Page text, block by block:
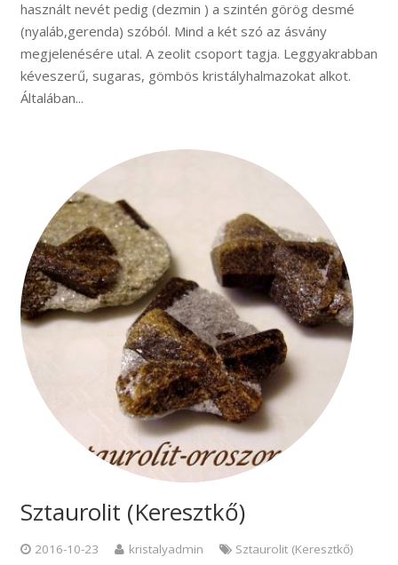
használt nevét pedig (dezmin ) a szintén görög desmé
(nyaláb,gerenda) szóból. Mind a két szó az ásvány
megjelenésére utal. A zeolit csoport tagja. Leggyakrabban
kéveszerű, sugaras, gömbös kristályhalmazokat alkot.
Általában...
Sztaurolit (Keresztkő)
2016-10-23 kristalyadmin Sztaurolit (Keresztkő)